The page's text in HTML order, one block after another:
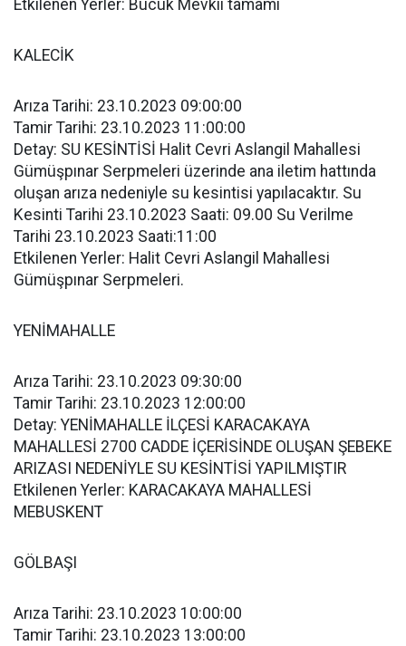
Etkilenen Yerler: Bucuk Mevkii tamamı
KALECİK
Arıza Tarihi: 23.10.2023 09:00:00
Tamir Tarihi: 23.10.2023 11:00:00
Detay: SU KESİNTİSİ Halit Cevri Aslangil Mahallesi
Gümüşpınar Serpmeleri üzerinde ana iletim hattında
oluşan arıza nedeniyle su kesintisi yapılacaktır. Su
Kesinti Tarihi 23.10.2023 Saati: 09.00 Su Verilme
Tarihi 23.10.2023 Saati:11:00
Etkilenen Yerler: Halit Cevri Aslangil Mahallesi
Gümüşpınar Serpmeleri.
YENİMAHALLE
Arıza Tarihi: 23.10.2023 09:30:00
Tamir Tarihi: 23.10.2023 12:00:00
Detay: YENİMAHALLE İLÇESİ KARACAKAYA
MAHALLESİ 2700 CADDE İÇERİSİNDE OLUŞAN ŞEBEKE
ARIZASI NEDENİYLE SU KESİNTİSİ YAPILMIŞTIR
Etkilenen Yerler: KARACAKAYA MAHALLESİ
MEBUSKENT
GÖLBAŞI
Arıza Tarihi: 23.10.2023 10:00:00
Tamir Tarihi: 23.10.2023 13:00:00